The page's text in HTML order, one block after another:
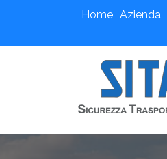
Home Azienda